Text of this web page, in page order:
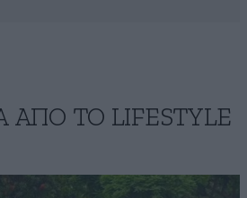
ΑΠΟ ΤΟ LIFESTYLE